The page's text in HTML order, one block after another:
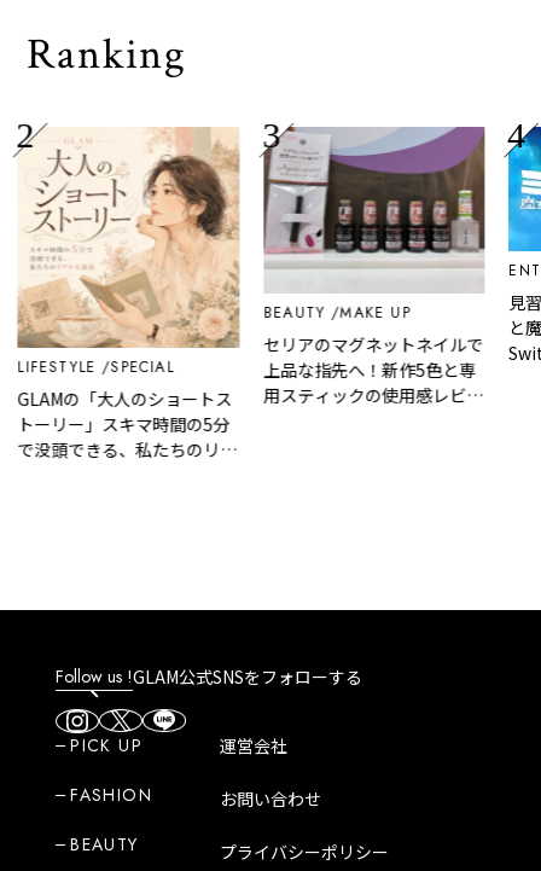
Ranking
LIFESTYLE SPECIAL
GLAMの「大人のショートス
トーリー」スキマ時間の5分
で没頭できる、私たちのリア
BEAUTY MAKE UP
セリアのマグネットネイルで
上品な指先へ！新作5色と専
用スティックの使用感レビュ
見
と
Follow us !GLAM公式SNSをフォローする
PICK UP
FASHION
BEAUTY
運営会社
お問い合わせ
プライバシーポリシー